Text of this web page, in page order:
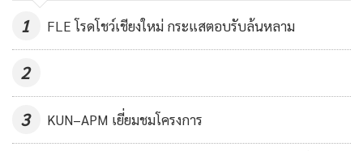
72
1 FLE โรดโชว์เชียงใหม่ กระแสตอบรับล้นหลาม
2
3 KUN–APM เยี่ยมชมโครงการ